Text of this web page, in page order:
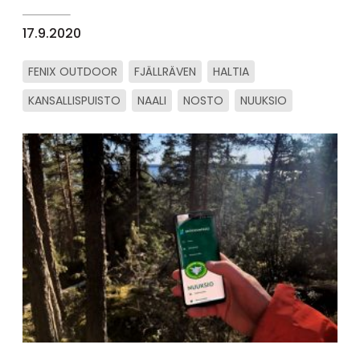
17.9.2020
FENIX OUTDOOR FJÄLLRÄVEN
HALTIA
KANSALLISPUISTO
NAALI NOSTO NUUKSIO